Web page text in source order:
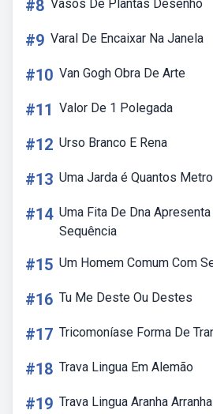
#8 Vasos De Plantas Desenho
#9 Varal De Encaixar Na Janela
#10 Van Gogh Obra De Arte
#11 Valor De 1 Polegada
#12 Urso Branco E Rena
#13 Uma Jarda é Quantos
#14 Uma Fita De Dna
Sequência
#15 Um Homem Comum Com
#16 Tu Me Deste Ou Destes
#17 Tricomoníase Forma De
#18 Trava Lingua Em Alemão
#19 Trava Lingua Aranha